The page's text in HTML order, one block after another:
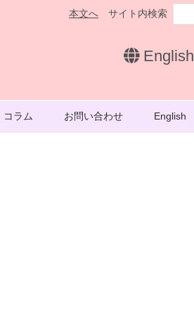
本文へ サイト内検索
English
コラム お問い合わせ English